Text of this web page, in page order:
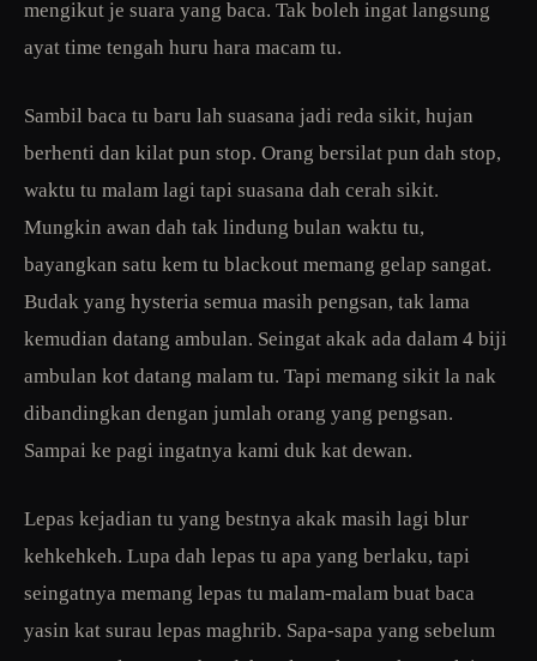
mengikut je suara yang baca. Tak boleh ingat langsung
ayat time tengah huru hara macam tu.
Sambil baca tu baru lah suasana jadi reda sikit, hujan
berhenti dan kilat pun stop. Orang bersilat pun dah stop,
waktu tu malam lagi tapi suasana dah cerah sikit.
Mungkin awan dah tak lindung bulan waktu tu,
bayangkan satu kem tu blackout memang gelap sangat.
Budak yang hysteria semua masih pengsan, tak lama
kemudian datang ambulan. Seingat akak ada dalam 4 biji
ambulan kot datang malam tu. Tapi memang sikit la nak
dibandingkan dengan jumlah orang yang pengsan.
Sampai ke pagi ingatnya kami duk kat dewan.
Lepas kejadian tu yang bestnya akak masih lagi blur
kehkehkeh. Lupa dah lepas tu apa yang berlaku, tapi
seingatnya memang lepas tu malam-malam buat baca
yasin kat surau lepas maghrib. Sapa-sapa yang sebelum